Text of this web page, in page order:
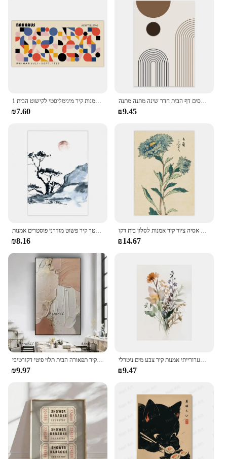
גדול מאטיס באוהאוס גאומטרי עלים גאומטריים תערוכה פוסטר בד ציור הדפסים אמנות קיר מינימליסטי לקישוט הבית 1pc
₪7.60
שערוריניוף קיר אסתטי אמנות קווים גיאומטריים בד שמן ציור פוסטרים הדפסים הדפסים דף הבית חדר שינה מתנה מתנה
₪9.45
סגנון יפני דובדבן פריחת עץ פוסטר קיר פשוט מודרני פוסטרים אמנות hd בד ציור סלון בית חדר שינה תפאורה
₪8.16
יפני פרח עתיק עתיק בציר יפני אמנות פוסטר צמח בד הדפסת אסיה ציור קיר אמנות לסלון בית דקו
₪14.67
ציור ידני מודרני מרובע גאומטרי מודרני ציור שמן ציור על בד מופשט אמנות קיר תפאורה הבית תלוי פיטי דקורטיבי
₪9.97
קיר אסתטי מינימליסטי שערורייתי אמנות קיר צבע מים ניטרלי hd הדפסים פוסטר hd דף הבית חדר שינה תפאורה
₪9.47